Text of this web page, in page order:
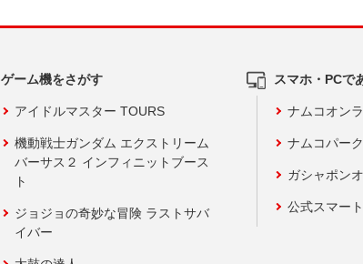
ゲーム機をさがす
アイドルマスター TOURS
機動戦士ガンダム エクストリーム
バーサス２ インフィニットブース
ト
ジョジョの奇妙な冒険 ラストサバ
イバー
スマホ・PCで
ナムコオン
ナムコパー
ガシャポン
公式スマー